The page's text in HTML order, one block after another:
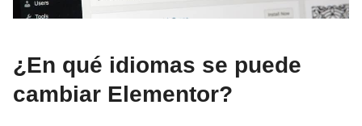
¿En qué idiomas se puede
cambiar Elementor?